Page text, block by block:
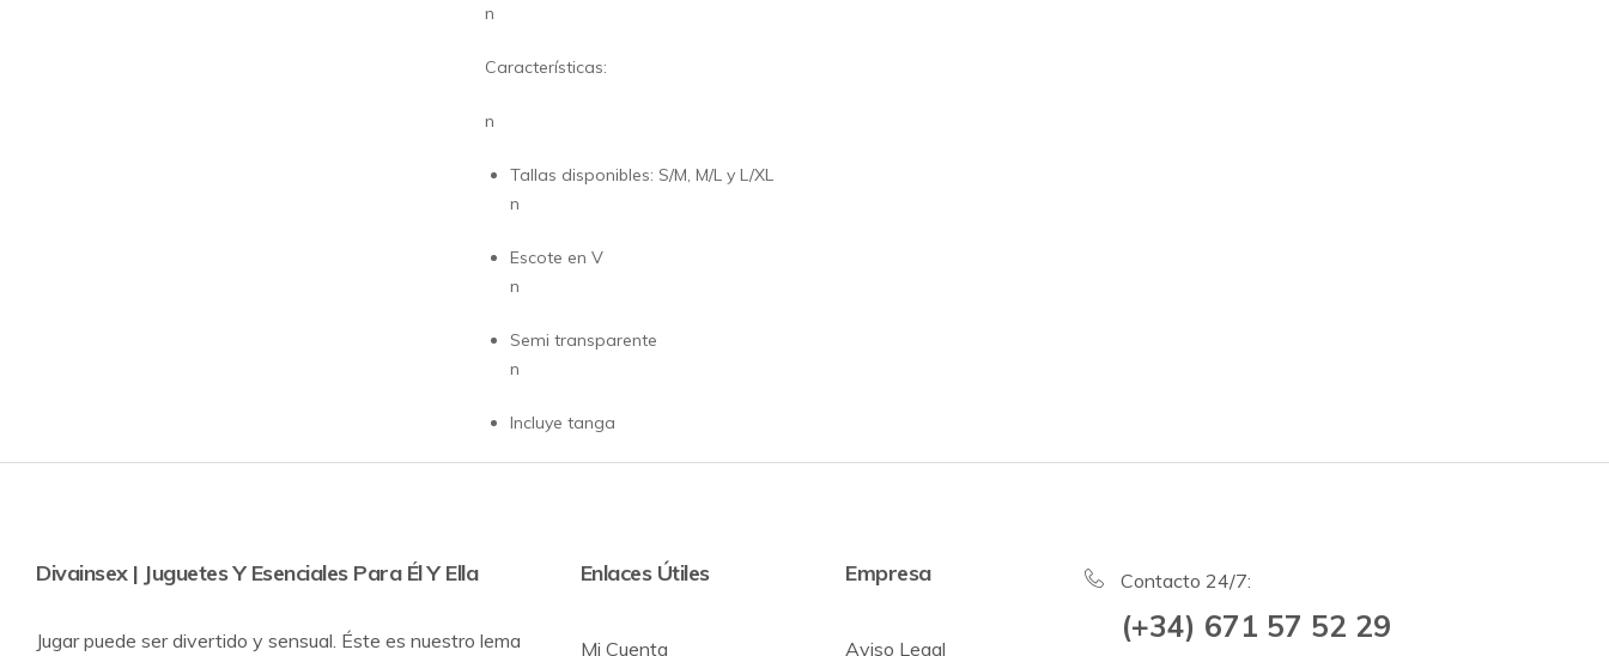
n
Características:
n
Tallas disponibles: S/M, M/L y L/XL
n
Escote en V
n
Semi transparente
n
Incluye tanga
Divainsex | Juguetes Y Esenciales Para Él Y Ella
Jugar puede ser divertido y sensual. Éste es nuestro lema
Enlaces Útiles
Mi Cuenta
Empresa
Aviso Legal
Contacto 24/7:
(+34) 671 57 52 29